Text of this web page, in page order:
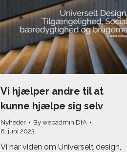
Vi hjælper andre til at
kunne hjælpe sig selv
Nyheder By webadmin DfA
8. juni 2023
Vi har viden om Universelt design,